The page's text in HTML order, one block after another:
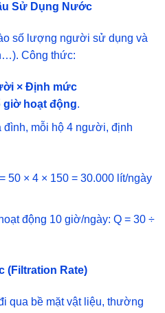
Sử Dụng Nước
số lượng người sử dụng và
Công thức:
× Định mức
hoạt động.
đình, mỗi hộ 4 người, định
50 × 4 × 150 = 30.000 lít/ngày
động 10 giờ/ngày: Q = 30 ÷
(Filtration Rate)
qua bề mặt vật liệu, thường